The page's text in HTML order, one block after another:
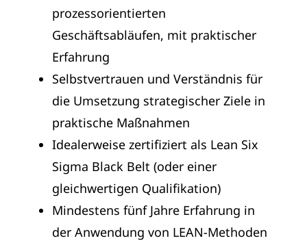
prozessorientierten
Geschäftsabläufen, mit praktischer
Erfahrung
Selbstvertrauen und Verständnis für
die Umsetzung strategischer Ziele in
praktische Maßnahmen
Idealerweise zertifiziert als Lean Six
Sigma Black Belt (oder einer
gleichwertigen Qualifikation)
Mindestens fünf Jahre Erfahrung in
der Anwendung von LEAN-Methoden